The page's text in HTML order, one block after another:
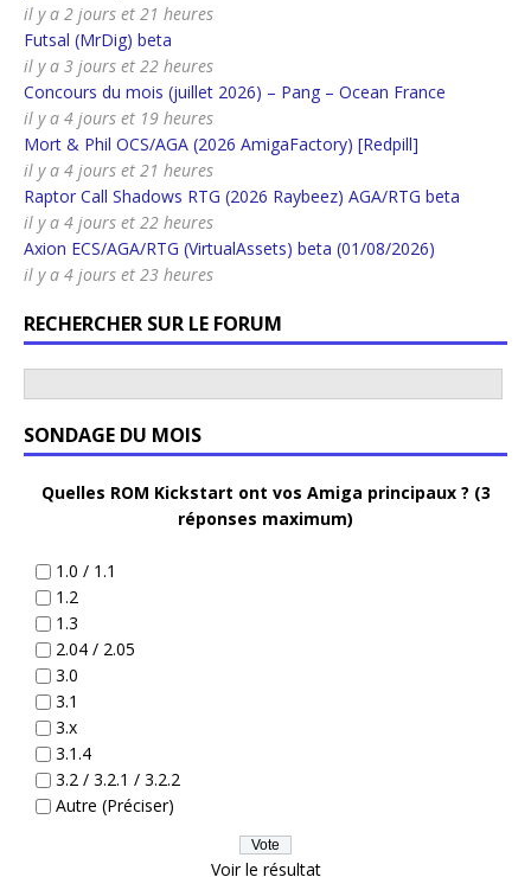
il y a 2 jours et 21 heures
Futsal (MrDig) beta
il y a 3 jours et 22 heures
Concours du mois (juillet 2026) – Pang – Ocean France
il y a 4 jours et 19 heures
Mort & Phil OCS/AGA (2026 AmigaFactory) [Redpill]
il y a 4 jours et 21 heures
Raptor Call Shadows RTG (2026 Raybeez) AGA/RTG beta
il y a 4 jours et 22 heures
Axion ECS/AGA/RTG (VirtualAssets) beta (01/08/2026)
il y a 4 jours et 23 heures
RECHERCHER SUR LE FORUM
SONDAGE DU MOIS
Quelles ROM Kickstart ont vos Amiga principaux ? (3
réponses maximum)
1.0 / 1.1
1.2
1.3
2.04 / 2.05
3.0
3.1
3.x
3.1.4
3.2 / 3.2.1 / 3.2.2
Autre (Préciser)
Voir le résultat